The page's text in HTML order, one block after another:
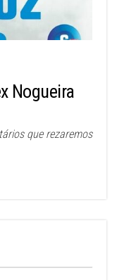
Nogueira
que rezaremos